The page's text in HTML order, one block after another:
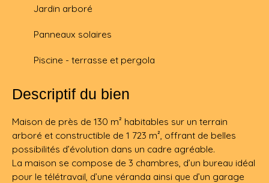
Jardin arboré
Panneaux solaires
Piscine - terrasse et pergola
Descriptif du bien
Maison de près de 130 m² habitables sur un terrain
arboré et constructible de 1 723 m², offrant de belles
possibilités d’évolution dans un cadre agréable.
La maison se compose de 3 chambres, d’un bureau idéal
pour le télétravail, d’une véranda ainsi que d’un garage